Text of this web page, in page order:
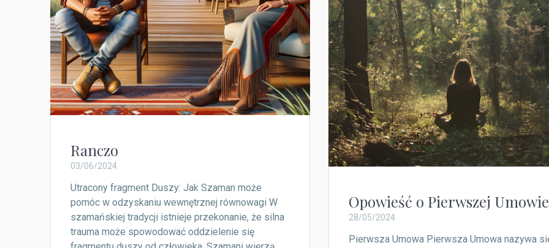
Ranczo
03/06/2024
Utracony fragment Duszy: Jak Szaman może
pomóc w odzyskaniu wewnętrznej równowagi W
szamańskiej tradycji istnieje przekonanie, że silna
trauma może spowodować oddzielenie się
Opowieść o Pierwszej Umowie
28/05/2024
Pierwsza Umowa Pierwsza Umowa nazywa